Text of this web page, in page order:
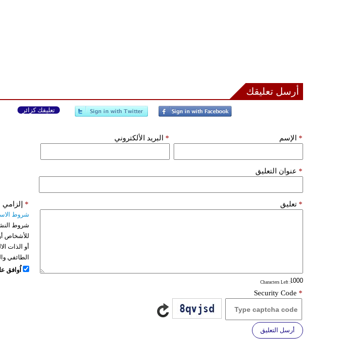
أرسل تعليقك
تعليقك كزائر
الإسم * البريد الألكتروني *
عنوان التعليق *
تعليق *
: Characters Left
إلزامي *
شروط
شروط
للأشخاص
أو الذات
الطائفي
اُوافق
Security Code *
أرسل التعليق